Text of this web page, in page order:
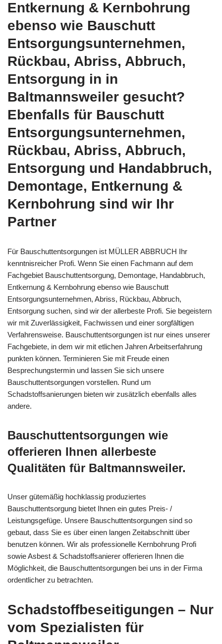
Entkernung & Kernbohrung
ebenso wie Bauschutt
Entsorgungsunternehmen,
Rückbau, Abriss, Abbruch,
Entsorgung in in
Baltmannsweiler gesucht?
Ebenfalls für Bauschutt
Entsorgungsunternehmen,
Rückbau, Abriss, Abbruch,
Entsorgung und Handabbruch,
Demontage, Entkernung &
Kernbohrung sind wir Ihr
Partner
Für Bauschuttentsorgungen ist MÜLLER ABBRUCH Ihr
kenntnisreicher Profi. Wenn Sie einen Fachmann auf dem
Fachgebiet Bauschuttentsorgung, Demontage, Handabbruch,
Entkernung & Kernbohrung ebenso wie Bauschutt
Entsorgungsunternehmen, Abriss, Rückbau, Abbruch,
Entsorgung suchen, sind wir der allerbeste Profi. Sie begeistern
wir mit Zuverlässigkeit, Fachwissen und einer sorgfältigen
Verfahrensweise. Bauschuttentsorgungen ist nur eines unserer
Fachgebiete, in dem wir mit etlichen Jahren Arbeitserfahrung
punkten können. Terminieren Sie mit Freude einen
Besprechungstermin und lassen Sie sich unsere
Bauschuttentsorgungen vorstellen. Rund um
Schadstoffsanierungen bieten wir zusätzlich ebenfalls alles
andere.
Bauschuttentsorgungen wie
offerieren Ihnen allerbeste
Qualitäten für Baltmannsweiler.
Unser gütemäßig hochklassig produziertes
Bauschuttentsorgung bietet Ihnen ein gutes Preis- /
Leistungsgefüge. Unsere Bauschuttentsorgungen sind so
gebaut, dass Sie es über einen langen Zeitabschnitt über
benutzen können. Wir als professionelle Kernbohrung Profi
sowie Asbest & Schadstoffsanierer offerieren Ihnen die
Möglichkeit, die Bauschuttentsorgungen bei uns in der Firma
ordentlicher zu betrachten.
Schadstoffbeseitigungen – Nur
vom Spezialisten für